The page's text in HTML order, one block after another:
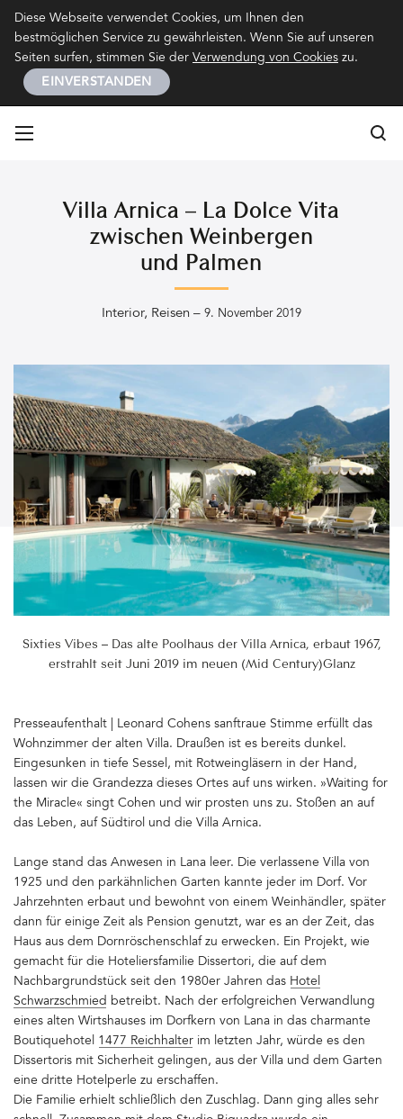
Diese Webseite verwendet Cookies, um Ihnen den
bestmöglichen Service zu gewährleisten. Wenn Sie auf unseren
Seiten surfen, stimmen Sie der Verwendung von Cookies zu.
EINVERSTANDEN
Villa Arnica – La Dolce Vita
zwischen Weinbergen
und Palmen
Interior, Reisen – 9. November 2019
Sixties Vibes – Das alte Poolhaus der Villa Arnica, erbaut 1967,
erstrahlt seit Juni 2019 im neuen (Mid Century)Glanz
Presseaufenthalt | Leonard Cohens sanftraue Stimme erfüllt das
Wohnzimmer der alten Villa. Draußen ist es bereits dunkel.
Eingesunken in tiefe Sessel, mit Rotweingläsern in der Hand,
lassen wir die Grandezza dieses Ortes auf uns wirken. »Waiting for
the Miracle« singt Cohen und wir prosten uns zu. Stoßen an auf
das Leben, auf Südtirol und die Villa Arnica.
Lange stand das Anwesen in Lana leer. Die verlassene Villa von
1925 und den parkähnlichen Garten kannte jeder im Dorf. Vor
Jahrzehnten erbaut und bewohnt von einem Weinhändler, später
dann für einige Zeit als Pension genutzt, war es an der Zeit, das
Haus aus dem Dornröschenschlaf zu erwecken. Ein Projekt, wie
gemacht für die Hoteliersfamilie Dissertori, die auf dem
Nachbargrundstück seit den 1980er Jahren das Hotel
Schwarzschmied betreibt. Nach der erfolgreichen Verwandlung
eines alten Wirtshauses im Dorfkern von Lana in das charmante
Boutiquehotel 1477 Reichhalter im letzten Jahr, würde es den
Dissertoris mit Sicherheit gelingen, aus der Villa und dem Garten
eine dritte Hotelperle zu erschaffen.
Die Familie erhielt schließlich den Zuschlag. Dann ging alles sehr